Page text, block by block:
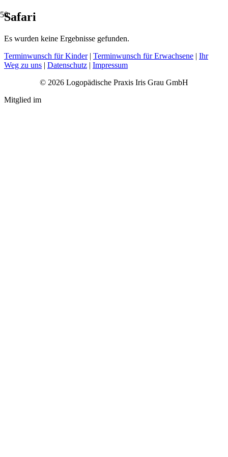
Safari
Es wurden keine Ergebnisse gefunden.
Terminwunsch für Kinder| Terminwunsch für Erwachsene | Ihr
Weg zu uns | Datenschutz | Impressum
© 2026 Logopädische Praxis Iris Grau GmbH
Mitglied im